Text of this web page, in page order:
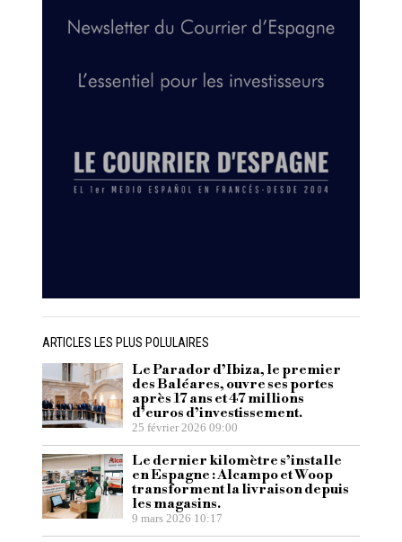
ARTICLES LES PLUS POLULAIRES
Le Parador d’Ibiza, le premier
des Baléares, ouvre ses portes
après 17 ans et 47 millions
d’euros d’investissement.
25 février 2026 09:00
Le dernier kilomètre s’installe
en Espagne : Alcampo et Woop
transforment la livraison depuis
les magasins.
9 mars 2026 10:17